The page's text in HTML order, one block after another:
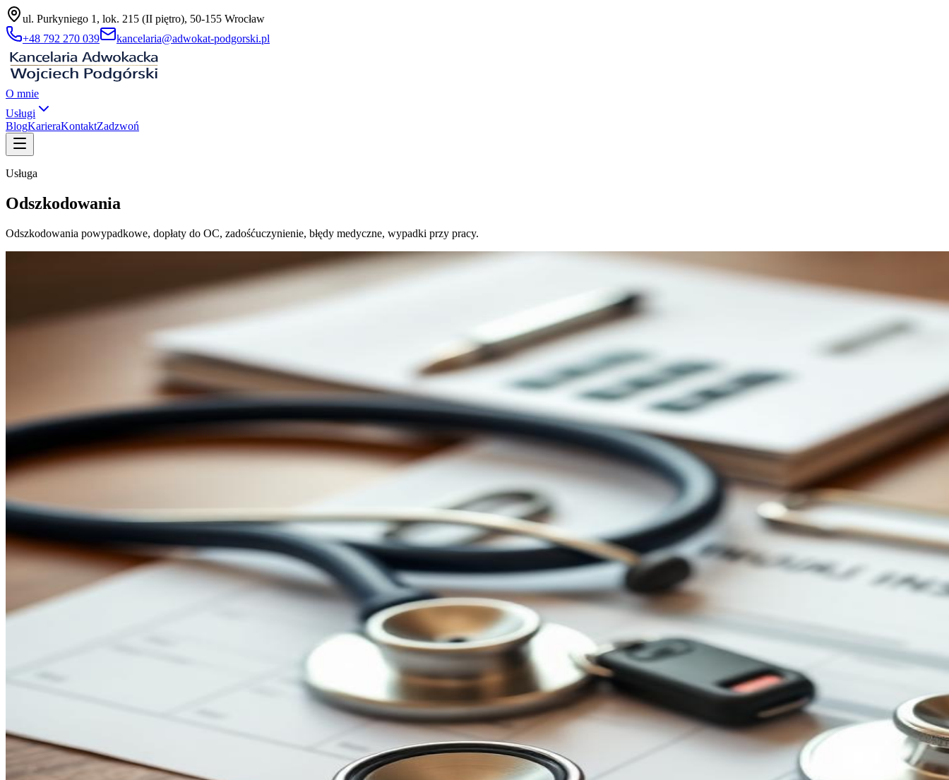
ul. Purkyniego 1, lok. 215 (II piętro), 50-155 Wrocław
+48 792 270 039
kancelaria@adwokat-podgorski.pl
O mnie
Usługi
BlogKarieraKontaktZadzwoń
Usługa
Odszkodowania
Odszkodowania powypadkowe, dopłaty do OC, zadośćuczynienie, błędy medyczne, wypadki przy pracy.